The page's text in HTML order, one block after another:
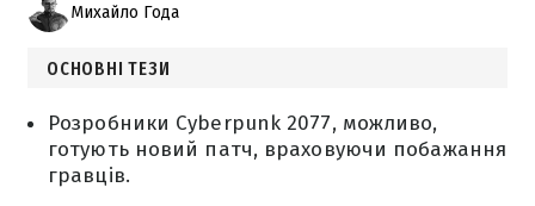
Михайло Года
ОСНОВНІ ТЕЗИ
Розробники Cyberpunk 2077, можливо,
готують новий патч, враховуючи побажання
гравців.